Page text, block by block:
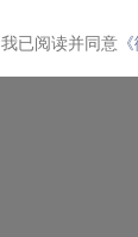
我已阅读并同意